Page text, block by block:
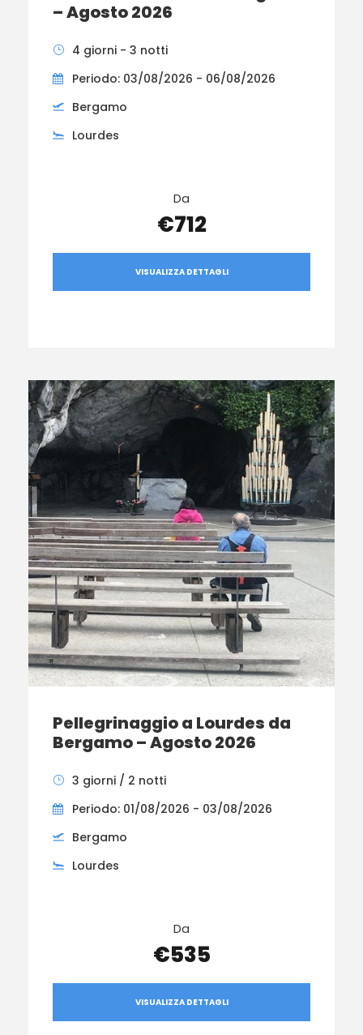
– Agosto 2026
4 giorni - 3 notti
Periodo: 03/08/2026 - 06/08/2026
Bergamo
Lourdes
Da
€712
VISUALIZZA DETTAGLI
Pellegrinaggio a Lourdes da
Bergamo – Agosto 2026
3 giorni / 2 notti
Periodo: 01/08/2026 - 03/08/2026
Bergamo
Lourdes
Da
€535
VISUALIZZA DETTAGLI